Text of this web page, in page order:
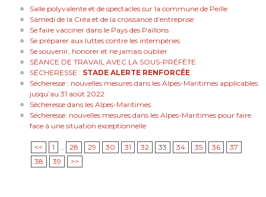
Salle polyvalente et de spectacles sur la commune de Peille
Samedi de la Créa et de la croissance d’entreprise
Se faire vacciner dans le Pays des Paillons
Se préparer aux luttes contre les intempéries
Se souvenir, honorer et ne jamais oublier
SÉANCE DE TRAVAIL AVEC LA SOUS-PRÉFÈTE
SÉCHERESSE : STADE ALERTE RENFORCÉE
Sécheresse : nouvelles mesures dans les Alpes-Maritimes applicables
jusqu’au 31 août 2022
Sécheresse dans les Alpes-Maritimes
Sécheresse: nouvelles mesures dans les Alpes-Maritimes pour faire
face à une situation exceptionnelle
<< 1 ... 28 29 30 31 32 33 34 35 36
37
38
39 >>